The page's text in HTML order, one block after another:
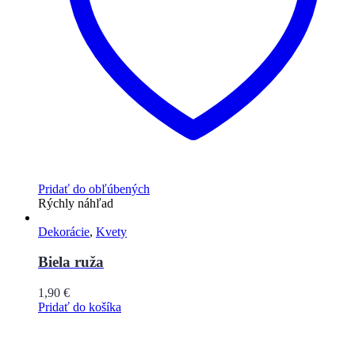
Pridať do obľúbených
Rýchly náhľad
Dekorácie, Kvety
Biela ruža
1,90 €
Pridať do košíka